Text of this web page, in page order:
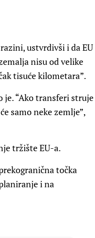
ustvrdivši i da EU
nisu od velike
tisuće kilometara”.
je. “Ako transferi struje
samo neke zemlje”,
tržište EU-a.
točka
i na